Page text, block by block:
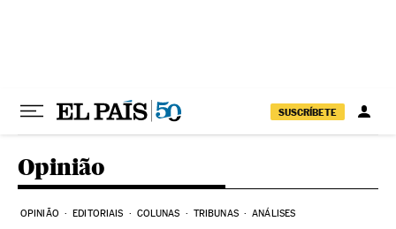
SUSCRÍBETE
Opinião
OPINIÃO EDITORIAIS COLUNAS TRIBUNAS ANÁLISES